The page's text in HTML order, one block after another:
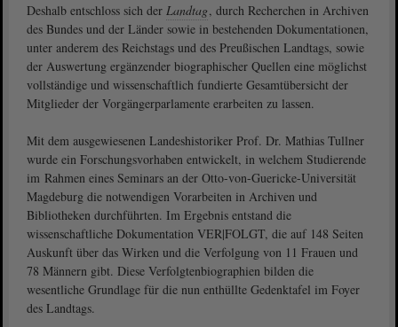
Deshalb entschloss sich der Landtag, durch Recherchen in Archiven
des Bundes und der Länder sowie in bestehenden Dokumentationen,
unter anderem des Reichstags und des Preußischen Landtags, sowie
der Auswertung ergänzender biographischer Quellen eine möglichst
vollständige und wissenschaftlich fundierte Gesamtübersicht der
Mitglieder der Vorgängerparlamente erarbeiten zu lassen.
Mit dem ausgewiesenen Landeshistoriker Prof. Dr. Mathias Tullner
wurde ein Forschungsvorhaben entwickelt, in welchem Studierende
im Rahmen eines Seminars an der Otto-von-Guericke-Universität
Magdeburg die notwendigen Vorarbeiten in Archiven und
Bibliotheken durchführten. Im Ergebnis entstand die
wissenschaftliche Dokumentation VER|FOLGT, die auf 148 Seiten
Auskunft über das Wirken und die Verfolgung von 11 Frauen und
78 Männern gibt. Diese Verfolgtenbiographien bilden die
wesentliche Grundlage für die nun enthüllte Gedenktafel im Foyer
des Landtags.